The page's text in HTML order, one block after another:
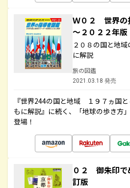
Ｗ０２ 世界の
～２０２２年版
２０８の国と地
に解説
旅の図鑑
2021.03.18 発売
『世界244の国と地域 １９７ヵ国
もに解説』に続く、「地球の歩き方
登場！
０２ 御朱印
訂版